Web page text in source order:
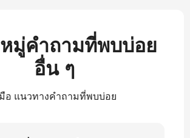
มู่คำถามที่พบบ่อย
อื่น ๆ
อ แนวทางคำถามที่พบบ่อย